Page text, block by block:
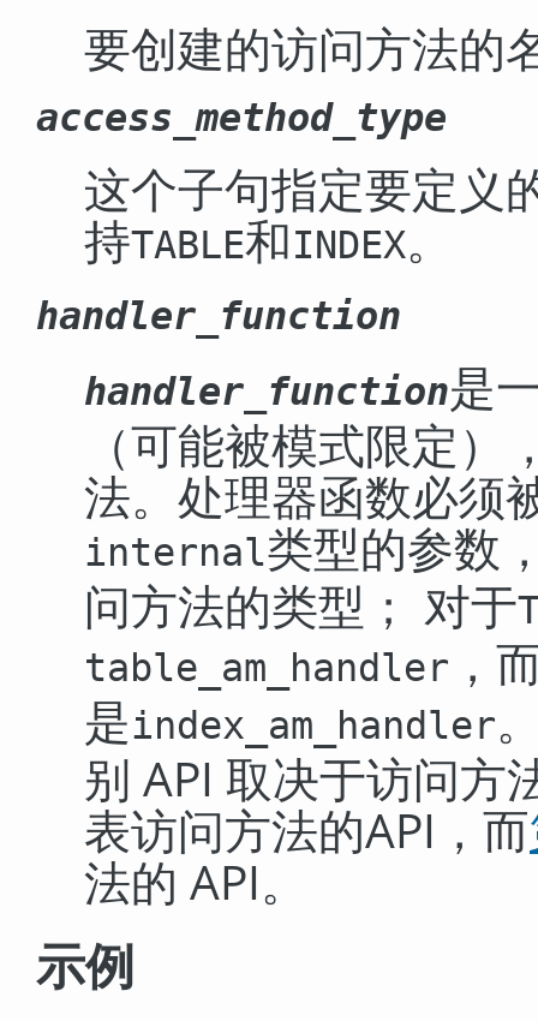
要创建的访问方法的
access_method_type
这个子句指定要定义
持TABLE和INDEX。
handler_function
handler_function是
（可能被模式限定
法。处理器函数必须
internal类型的参数
问方法的类型； 对于
table_am_handler ，
是index_am_handler
别 API 取决于访问方
表访问方法的API，而
法的 API。
示例